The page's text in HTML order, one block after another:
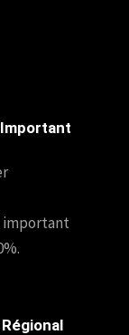
important